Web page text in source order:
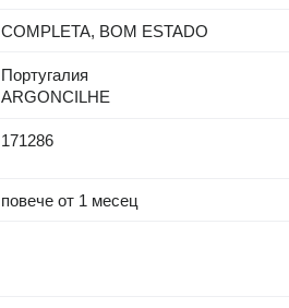
COMPLETA, BOM ESTADO
Португалия
ARGONCILHE
171286
повече от 1 месец